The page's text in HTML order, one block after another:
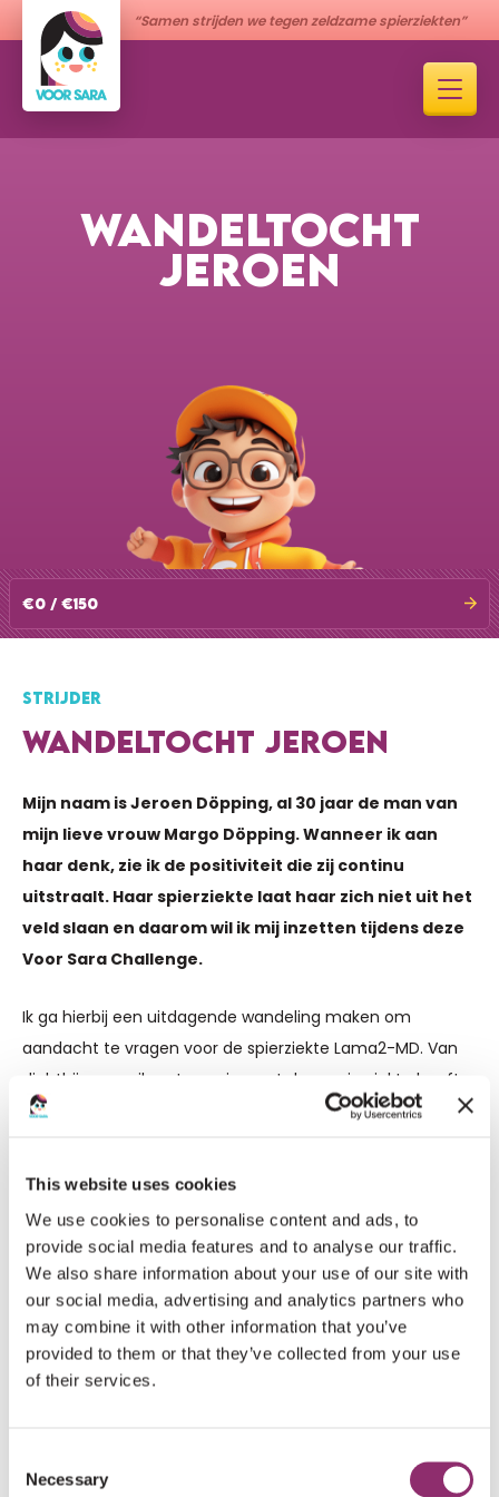
This website uses cookies
We use cookies to personalise content and ads, to
provide social media features and to analyse our traffic.
We also share information about your use of our site with
our social media, advertising and analytics partners who
may combine it with other information that you’ve
provided to them or that they’ve collected from your use
of their services.
Selection
Necessary
“Samen strijden we tegen zeldzame spierziekten”
WANDELTOCHT
JEROEN
€0 / €150
STRIJDER
WANDELTOCHT JEROEN
Mijn naam is Jeroen Döpping, al 30 jaar de man van
mijn lieve vrouw Margo Döpping. Wanneer ik aan
haar denk, zie ik de positiviteit die zij continu
uitstraalt. Haar spierziekte laat haar zich niet uit het
veld slaan en daarom wil ik mij inzetten tijdens deze
Voor Sara Challenge.
Ik ga hierbij een uitdagende wandeling maken om
aandacht te vragen voor de spierziekte Lama2-MD. Van
dichtbij ervaar ik wat voor impact deze spierziekte heeft
op mijn vrouw en hoeveel beperkingen deze met zich
helaas nog niet, maar daarom wil ik ervoor zorgen dat er
meer belangstelling komt.
Help jij mij mee? Elke donatie brengt ons dichter bij een
behandeling voor Lama2-MD en geeft hoop aan Margo
en alle andere Lotgenoten.
helpen in deze strijd? Maak dan een eigen actiepagina